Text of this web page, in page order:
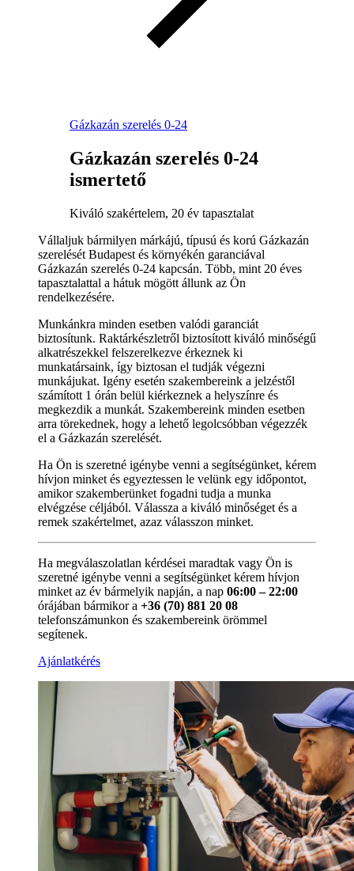
Gázkazán szerelés 0-24
Gázkazán szerelés 0-24
ismertető
Kiváló szakértelem, 20 év tapasztalat
Vállaljuk bármilyen márkájú, típusú és korú Gázkazán
szerelését Budapest és környékén garanciával
Gázkazán szerelés 0-24 kapcsán. Több, mint 20 éves
tapasztalattal a hátuk mögött állunk az Ön
rendelkezésére.
Munkánkra minden esetben valódi garanciát
biztosítunk. Raktárkészletről biztosított kiváló minőségű
alkatrészekkel felszerelkezve érkeznek ki
munkatársaink, így biztosan el tudják végezni
munkájukat. Igény esetén szakembereink a jelzéstől
számított 1 órán belül kiérkeznek a helyszínre és
megkezdik a munkát. Szakembereink minden esetben
arra törekednek, hogy a lehető legolcsóbban végezzék
el a Gázkazán szerelését.
Ha Ön is szeretné igénybe venni a segítségünket, kérem
hívjon minket és egyeztessen le velünk egy időpontot,
amikor szakemberünket fogadni tudja a munka
elvégzése céljából. Válassza a kiváló minőséget és a
remek szakértelmet, azaz válasszon minket.
Ha megválaszolatlan kérdései maradtak vagy Ön is
szeretné igénybe venni a segítségünket kérem hívjon
minket az év bármelyik napján, a nap 06:00 – 22:00
órájában bármikor a +36 (70) 881 20 08
telefonszámunkon és szakembereink örömmel
segítenek.
Ajánlatkérés